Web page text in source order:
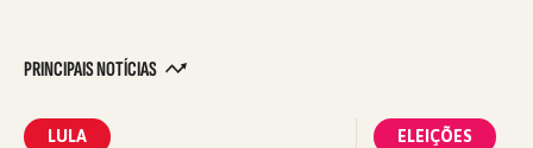
PRINCIPAIS NOTÍCIAS
LULA ELEIÇÕES